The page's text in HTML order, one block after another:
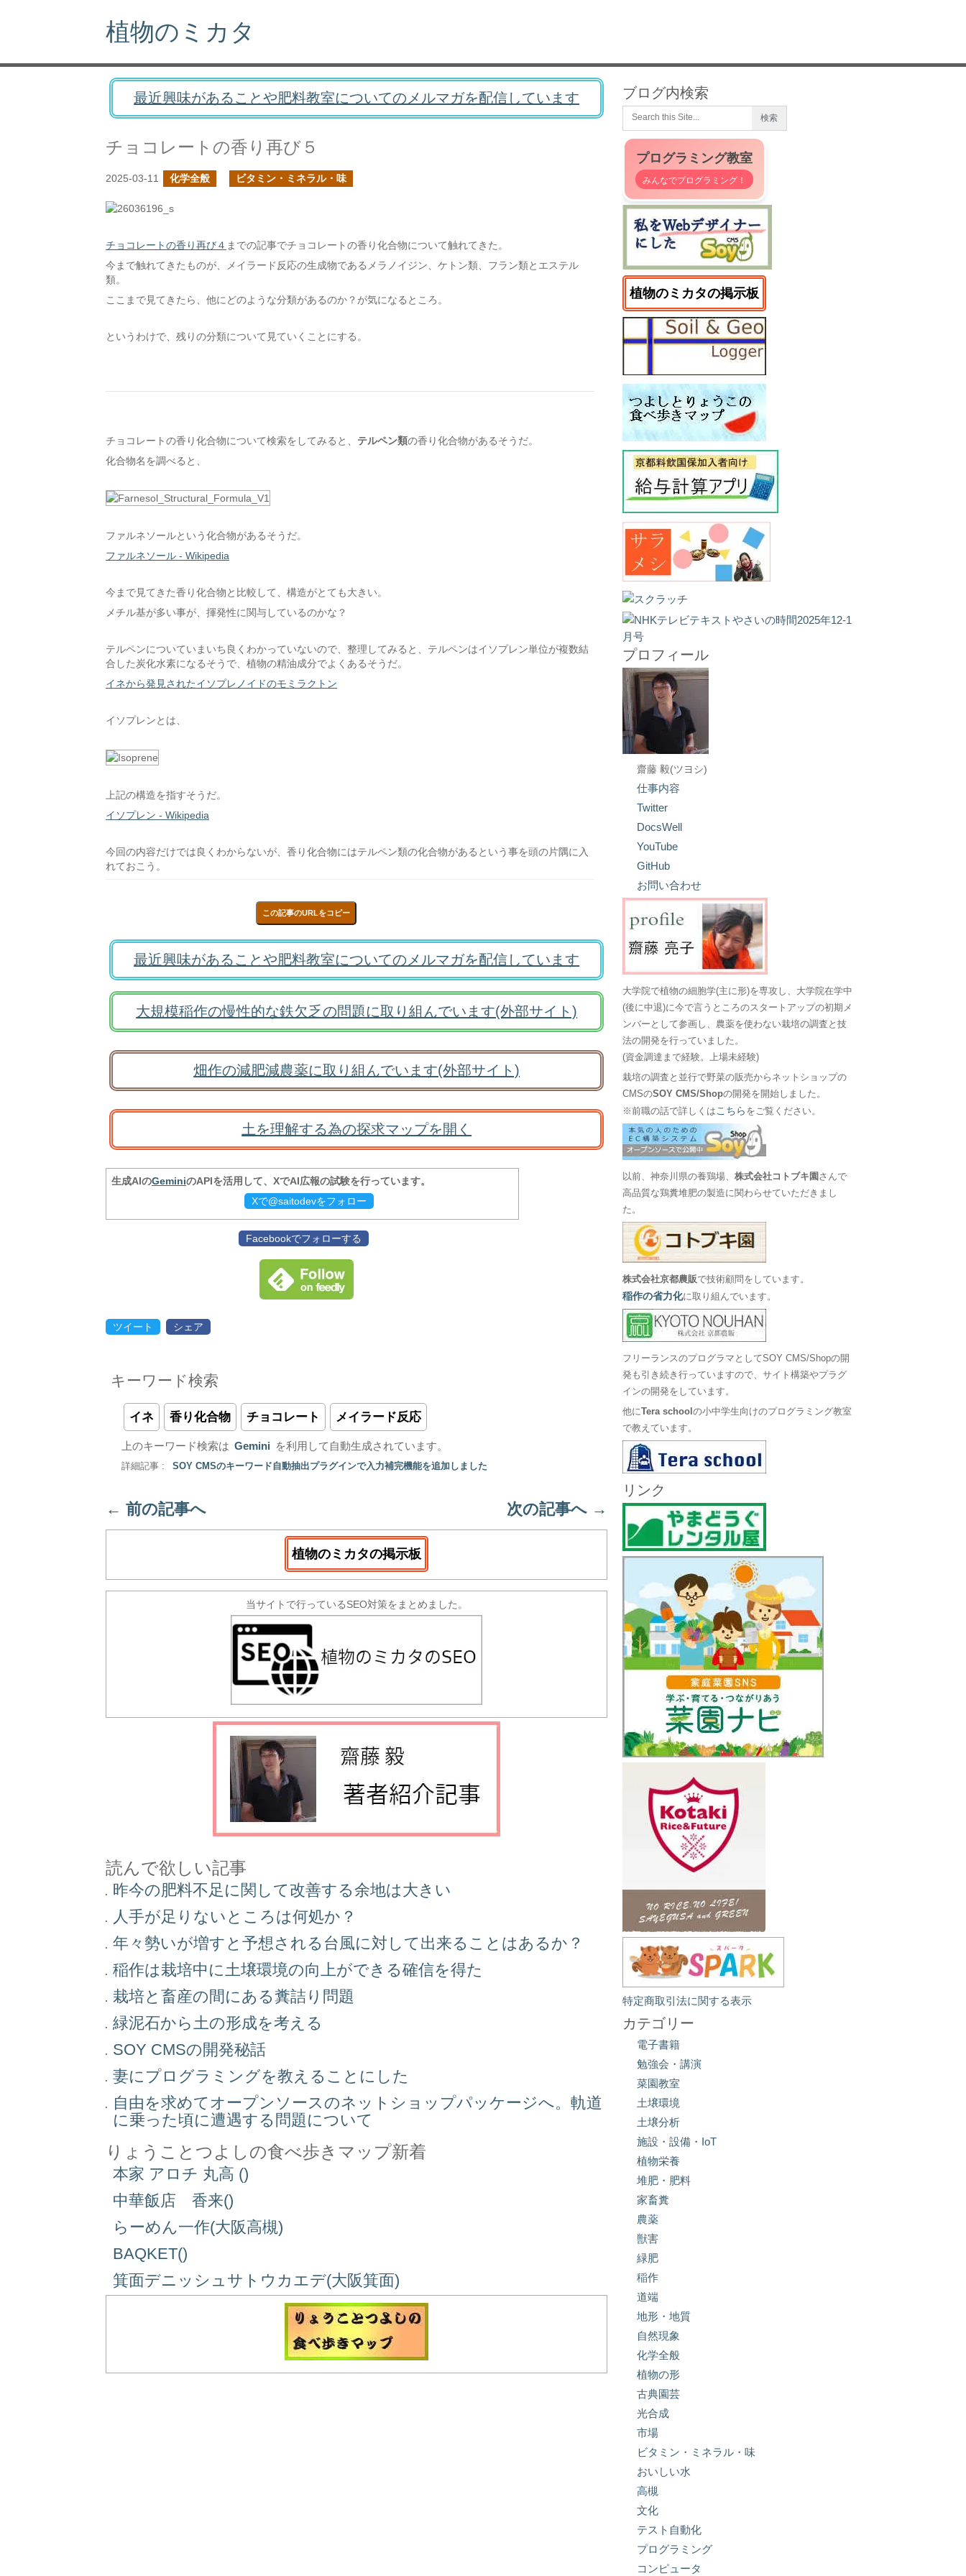
植物のミカタ
最近興味があることや肥料教室についてのメルマガを配信しています
チョコレートの香り再び５
2025-03-11 化学全般 ビタミン・ミネラル・味
チョコレートの香り再び４ までの記事でチョコレートの香り化合物について触れてきた。
今まで触れてきたものが、メイラード反応の生成物であるメラノイジン、ケトン類、フラン類とエステル
類。
ここまで見てきたら、他にどのような分類があるのか？が気になるところ。
というわけで、残りの分類について見ていくことにする。
チョコレートの香り化合物について検索をしてみると、 テルペン類の香り化合物があるそうだ。
化合物名を調べると、
ファルネソールという化合物があるそうだ。
ファルネソール - Wikipedia
今まで見てきた香り化合物と比較して、構造がとても大きい。
メチル基が多い事が、揮発性に関与しているのかな？
テルペンについていまいち良くわかっていないので、整理してみると、テルペンはイソプレン単位が複数結
合した炭化水素になるそうで、植物の精油成分でよくあるそうだ。
イネから発見されたイソプレノイドのモミラクトン
イソプレンとは、
上記の構造を指すそうだ。
イソプレン - Wikipedia
今回の内容だけでは良くわからないが、香り化合物にはテルペン類の化合物があるという事を頭の片隅に入
れておこう。
この記事のURLをコピー
最近興味があることや肥料教室についてのメルマガを配信しています
大規模稲作の慢性的な鉄欠乏の問題に取り組んでいます(外部サイト)
畑作の減肥減農薬に取り組んでいます(外部サイト)
土を理解する為の探求マップを開く
生成AIのGeminiのAPIを活用して、XでAI広報の試験を行っています。
Xで@saitodevをフォロー
Facebookでフォローする
ツイート シェア
キーワード検索
イネ 香り化合物 チョコレート メイラード反応
上のキーワード検索は Gemini を利用して自動生成されています。
詳細記事 : SOY CMSのキーワード自動抽出プラグインで入力補完機能を追加しました
← 前の記事へ 次の記事へ →
植物のミカタの掲示板
当サイトで行っているSEO対策をまとめました。
読んで欲しい記事
昨今の肥料不足に関して改善する余地は大きい
人手が足りないところは何処か？
年々勢いが増すと予想される台風に対して出来ることはあるか？
稲作は栽培中に土壌環境の向上ができる確信を得た
栽培と畜産の間にある糞詰り問題
緑泥石から土の形成を考える
SOY CMSの開発秘話
妻にプログラミングを教えることにした
自由を求めてオープンソースのネットショップパッケージへ。軌道
に乗った頃に遭遇する問題について
りょうことつよしの食べ歩きマップ新着
本家 アロチ 丸高 ()
中華飯店 香来()
らーめん一作(大阪高槻)
BAQKET()
箕面デニッシュサトウカエデ(大阪箕面)
ブログ内検索
プログラミング教室
みんなでプログラミング！
植物のミカタの掲示板
プロフィール
齋藤 毅(ツヨシ)
仕事内容
Twitter
DocsWell
YouTube
GitHub
お問い合わせ
大学院で植物の細胞学(主に形)を専攻し、大学院在学中
(後に中退)に今で言うところのスタートアップの初期メ
ンバーとして参画し、農薬を使わない栽培の調査と技
法の開発を行っていました。
(資金調達まで経験。上場未経験)
栽培の調査と並行で野菜の販売からネットショップの
CMSのSOY CMS/Shopの開発を開始しました。
※前職の話で詳しくは こちら をご覧ください。
以前、神奈川県の養鶏場、株式会社コトブキ園 さんで
高品質な鶏糞堆肥の製造に関わらせていただきまし
た。
株式会社京都農販で技術顧問をしています。
稲作の省力化に取り組んでいます。
フリーランスのプログラマとしてSOY CMS/Shopの開
発も引き続き行っていますので、サイト構築やプラグ
インの開発をしています。
他にTera schoolの小中学生向けのプログラミング教室
で教えています。
リンク
特定商取引法に関する表示
カテゴリー
電子書籍
勉強会・講演
菜園教室
土壌環境
土壌分析
施設・設備・IoT
植物栄養
堆肥・肥料
家畜糞
農薬
獣害
緑肥
稲作
道端
地形・地質
自然現象
化学全般
植物の形
古典園芸
光合成
市場
ビタミン・ミネラル・味
おいしい水
高槻
文化
テスト自動化
プログラミング
コンピュータ